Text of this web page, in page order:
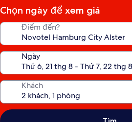
4.5
sao
Chọn ngày để xem giá
Điểm đến?
Ngày
Khách